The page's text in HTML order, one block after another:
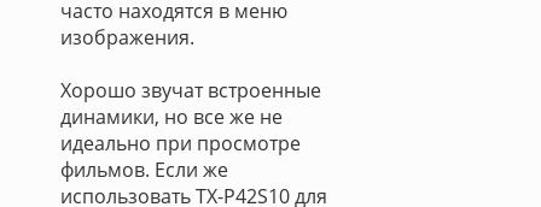
часто находятся в меню
изображения.
Хорошо звучат встроенные
динамики, но все же не
идеально при просмотре
фильмов. Если же
использовать TX-P42S10 для